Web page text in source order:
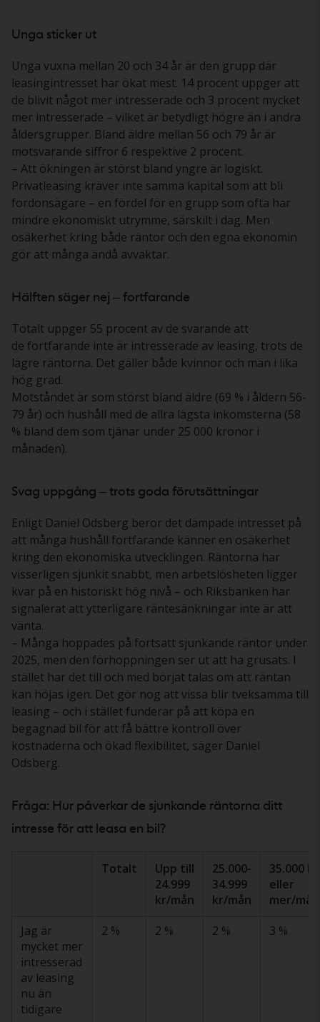
Unga sticker ut
Unga vuxna mellan 20 och 34 år är den grupp där
leasingintresset har ökat mest. 14 procent uppger att
de blivit något mer intresserade och 3 procent mycket
mer intresserade – vilket är betydligt högre än i andra
åldersgrupper. Bland äldre mellan 56 och 79 år är
motsvarande siffror 6 respektive 2 procent.
– Att ökningen är störst bland yngre är logiskt.
Privatleasing kräver inte samma kapital som att bli
fordonsägare – en fördel för en grupp som ofta har
mindre ekonomiskt utrymme, särskilt i dag. Men
osäkerhet kring både räntor och den egna ekonomin
gör att många ändå avvaktar.
Hälften säger nej – fortfarande
Totalt uppger 55 procent av de svarande att
de fortfarande inte är intresserade av leasing, trots de
lägre räntorna. Det gäller både kvinnor och män i lika
hög grad.
Motståndet är som störst bland äldre (69 % i åldern 56-
79 år) och hushåll med de allra lägsta inkomsterna (58
% bland dem som tjänar under 25 000 kronor i
månaden).
Svag uppgång – trots goda förutsättningar
Enligt Daniel Odsberg beror det dämpade intresset på
att många hushåll fortfarande känner en osäkerhet
kring den ekonomiska utvecklingen. Räntorna har
visserligen sjunkit snabbt, men arbetslösheten ligger
kvar på en historiskt hög nivå – och Riksbanken har
signalerat att ytterligare räntesänkningar inte är att
vänta.
– Många hoppades på fortsatt sjunkande räntor under
2025, men den förhoppningen ser ut att ha grusats. I
stället har det till och med börjat talas om att räntan
kan höjas igen. Det gör nog att vissa blir tveksamma till
leasing – och i stället funderar på att köpa en
begagnad bil för att få bättre kontroll över
kostnaderna och ökad flexibilitet, säger Daniel
Odsberg.
Fråga: Hur påverkar de sjunkande räntorna ditt
intresse för att leasa en bil?
Totalt
Upp till
24.999
kr/mån
25.000-
34.999
kr/mån
35.000 kr
eller
mer/mån
Jag är
mycket mer
intresserad
av leasing
nu än
tidigare
2 % 2 % 2 % 3 %